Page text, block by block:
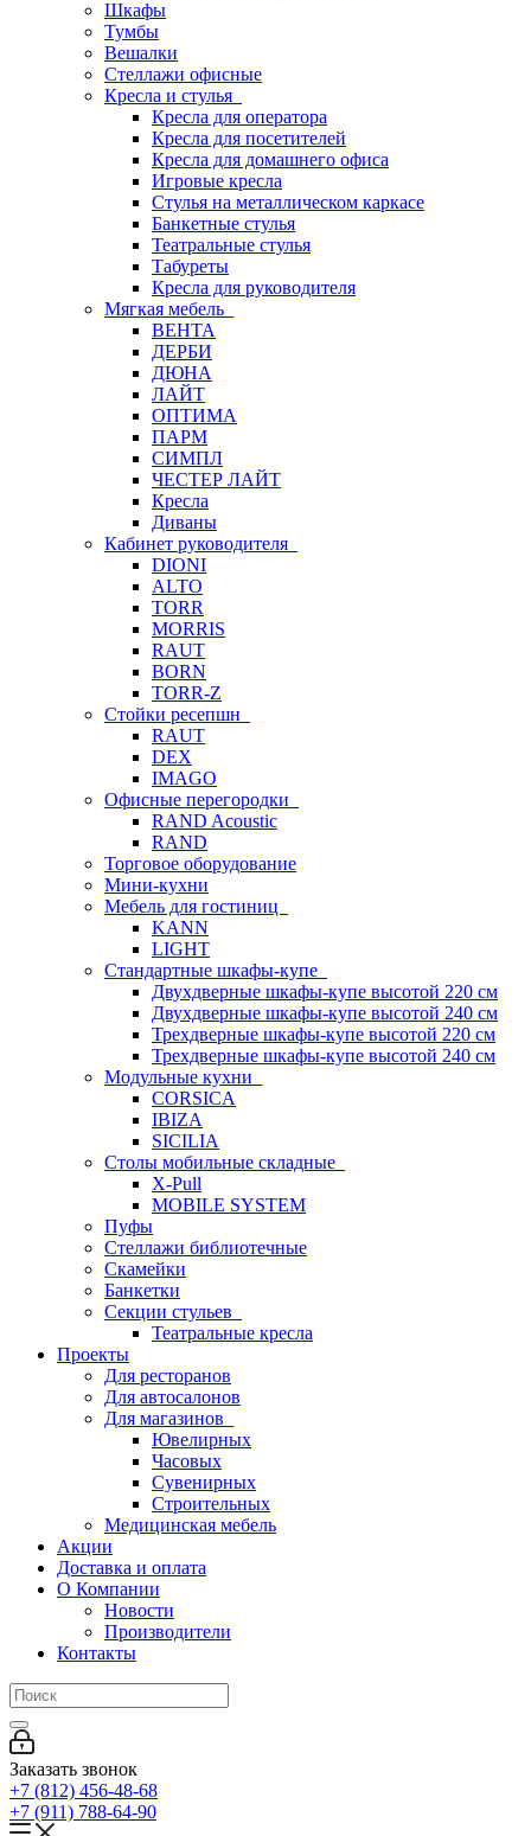
Шкафы
Тумбы
Вешалки
Стеллажи офисные
Кресла и стулья
Кресла для оператора
Кресла для посетителей
Кресла для домашнего офиса
Игровые кресла
Стулья на металлическом каркасе
Банкетные стулья
Театральные стулья
Табуреты
Кресла для руководителя
Мягкая мебель
ВЕНТА
ДЕРБИ
ДЮНА
ЛАЙТ
ОПТИМА
ПАРМ
СИМПЛ
ЧЕСТЕР ЛАЙТ
Кресла
Диваны
Кабинет руководителя
DIONI
ALTO
TORR
MORRIS
RAUT
BORN
TORR-Z
Стойки ресепшн
RAUT
DEX
IMAGO
Офисные перегородки
RAND Acoustic
RAND
Торговое оборудование
Мини-кухни
Мебель для гостиниц
KANN
LIGHT
Стандартные шкафы-купе
Двухдверные шкафы-купе высотой 220 см
Двухдверные шкафы-купе высотой 240 см
Трехдверные шкафы-купе высотой 220 см
Трехдверные шкафы-купе высотой 240 см
Модульные кухни
CORSICA
IBIZA
SICILIA
Столы мобильные складные
X-Pull
MOBILE SYSTEM
Пуфы
Стеллажи библиотечные
Скамейки
Банкетки
Секции стульев
Театральные кресла
Проекты
Для ресторанов
Для автосалонов
Для магазинов
Ювелирных
Часовых
Сувенирных
Строительных
Медицинская мебель
Акции
Доставка и оплата
О Компании
Новости
Производители
Контакты
Заказать звонок
+7 (812) 456-48-68
+7 (911) 788-64-90